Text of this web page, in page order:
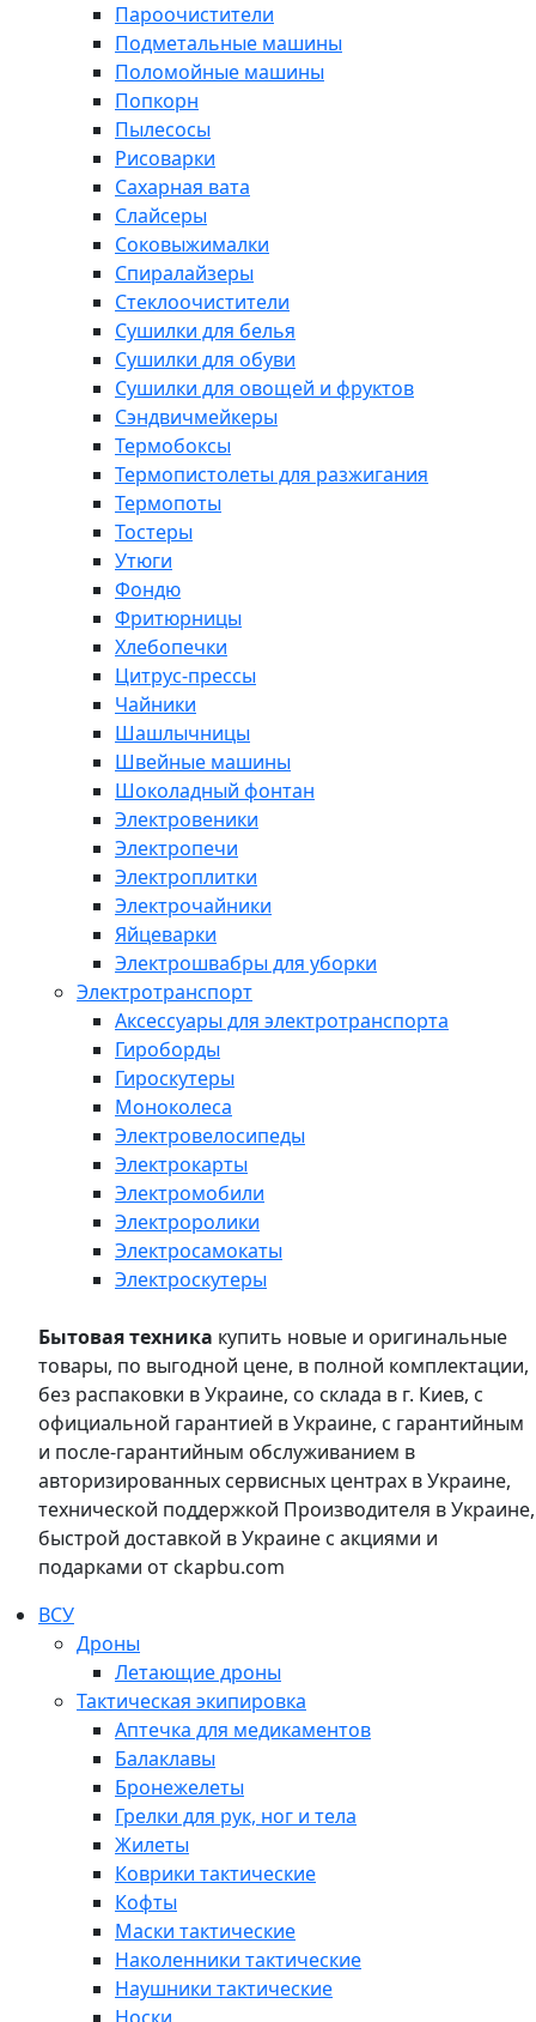
Пароочистители
Подметальные машины
Поломойные машины
Попкорн
Пылесосы
Рисоварки
Сахарная вата
Слайсеры
Соковыжималки
Спиралайзеры
Стеклоочистители
Сушилки для белья
Сушилки для обуви
Сушилки для овощей и фруктов
Сэндвичмейкеры
Термобоксы
Термопистолеты для разжигания
Термопоты
Тостеры
Утюги
Фондю
Фритюрницы
Хлебопечки
Цитрус-прессы
Чайники
Шашлычницы
Швейные машины
Шоколадный фонтан
Электровеники
Электропечи
Электроплитки
Электрочайники
Яйцеварки
Электрошвабры для уборки
Электротранспорт
Аксессуары для электротранспорта
Гироборды
Гироскутеры
Моноколеса
Электровелосипеды
Электрокарты
Электромобили
Электроролики
Электросамокаты
Электроскутеры
Бытовая техника купить новые и оригинальные
товары, по выгодной цене, в полной комплектации,
без распаковки в Украине, со склада в г. Киев, с
официальной гарантией в Украине, с гарантийным
и после-гарантийным обслуживанием в
авторизированных сервисных центрах в Украине,
технической поддержкой Производителя в Украине,
быстрой доставкой в Украине с акциями и
подарками от ckapbu.com
ВСУ
Дроны
Летающие дроны
Тактическая экипировка
Аптечка для медикаментов
Балаклавы
Бронежелеты
Грелки для рук, ног и тела
Жилеты
Коврики тактические
Кофты
Маски тактические
Наколенники тактические
Наушники тактические